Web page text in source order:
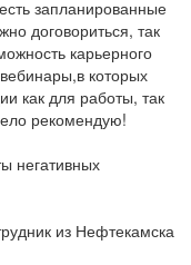
запланированные
договориться, так
карьерного
которых
как для работы, так
рекомендую!
негативных
из Нефтекамска